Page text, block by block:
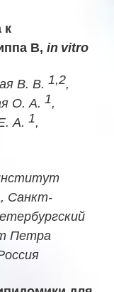
к
В, in vitro
В. В. 1,2,
О. А. 1,
А. 1,
Санкт-
Петра